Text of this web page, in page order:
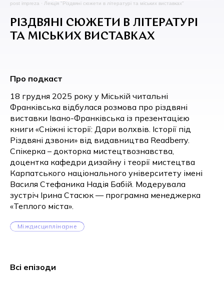
post impreza · Лекція "Різдвяні сюжети в літературі та міських виставках"
РІЗДВЯНІ СЮЖЕТИ В ЛІТЕРАТУРІ
ТА МІСЬКИХ ВИСТАВКАХ
Про подкаст
18 грудня 2025 року у Міській читальні
Франківська відбулася розмова про різдвяні
виставки Івано-Франківська із презентацією
книги «Сніжні історії: Дари волхвів. Історії під
Різдвяні дзвони» від видавництва Readberry.
Спікерка – докторка мистецтвознавства,
доцентка кафедри дизайну і теорії мистецтва
Карпатського національного університету імені
Василя Стефаника Надія Бабій. Модерувала
зустріч Ірина Стасюк — програмна менеджерка
«Теплого міста».
Міждисциплінарне
Всі епізоди